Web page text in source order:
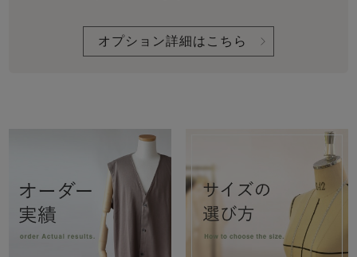
オプション詳細はこちら